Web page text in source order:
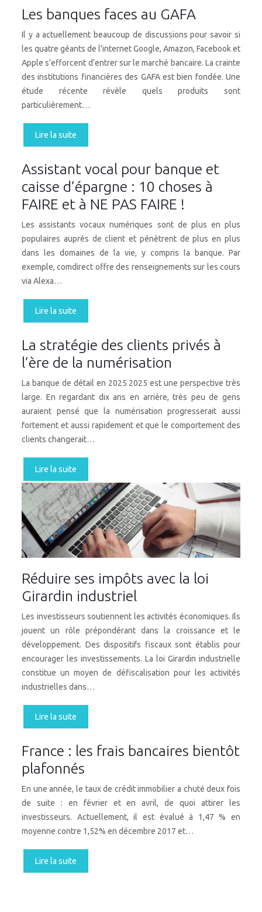
Les banques faces au GAFA
Il y a actuellement beaucoup de discussions pour savoir si
les quatre géants de l’internet Google, Amazon, Facebook et
Apple s’efforcent d’entrer sur le marché bancaire. La crainte
des institutions financières des GAFA est bien fondée. Une
étude récente révèle quels produits sont
particulièrement…
Lire la suite
Assistant vocal pour banque et
caisse d’épargne : 10 choses à
FAIRE et à NE PAS FAIRE !
Les assistants vocaux numériques sont de plus en plus
populaires auprès de client et pénètrent de plus en plus
dans les domaines de la vie, y compris la banque. Par
exemple, comdirect offre des renseignements sur les cours
via Alexa…
Lire la suite
La stratégie des clients privés à
l’ère de la numérisation
La banque de détail en 2025 2025 est une perspective très
large. En regardant dix ans en arrière, très peu de gens
auraient pensé que la numérisation progresserait aussi
fortement et aussi rapidement et que le comportement des
clients changerait…
Lire la suite
Réduire ses impôts avec la loi
Girardin industriel
Les investisseurs soutiennent les activités économiques. Ils
jouent un rôle prépondérant dans la croissance et le
développement. Des dispositifs fiscaux sont établis pour
encourager les investissements. La loi Girardin industrielle
constitue un moyen de défiscalisation pour les activités
industrielles dans…
Lire la suite
France : les frais bancaires bientôt
plafonnés
En une année, le taux de crédit immobilier a chuté deux fois
de suite : en février et en avril, de quoi attirer les
investisseurs. Actuellement, il est évalué à 1,47 % en
moyenne contre 1,52% en décembre 2017 et…
Lire la suite